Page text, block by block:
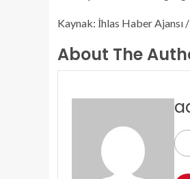
Kaynak: İhlas Haber Ajansı
About The